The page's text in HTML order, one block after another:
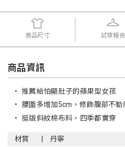
商品尺寸 試穿報告
商品資訊
• 推薦給怕顯肚子的蘋果型女孩
• 腰圍多增加5cm，修飾腹部不勒
• 挺版斜紋棉布料，四季都實穿
材質
丹寧